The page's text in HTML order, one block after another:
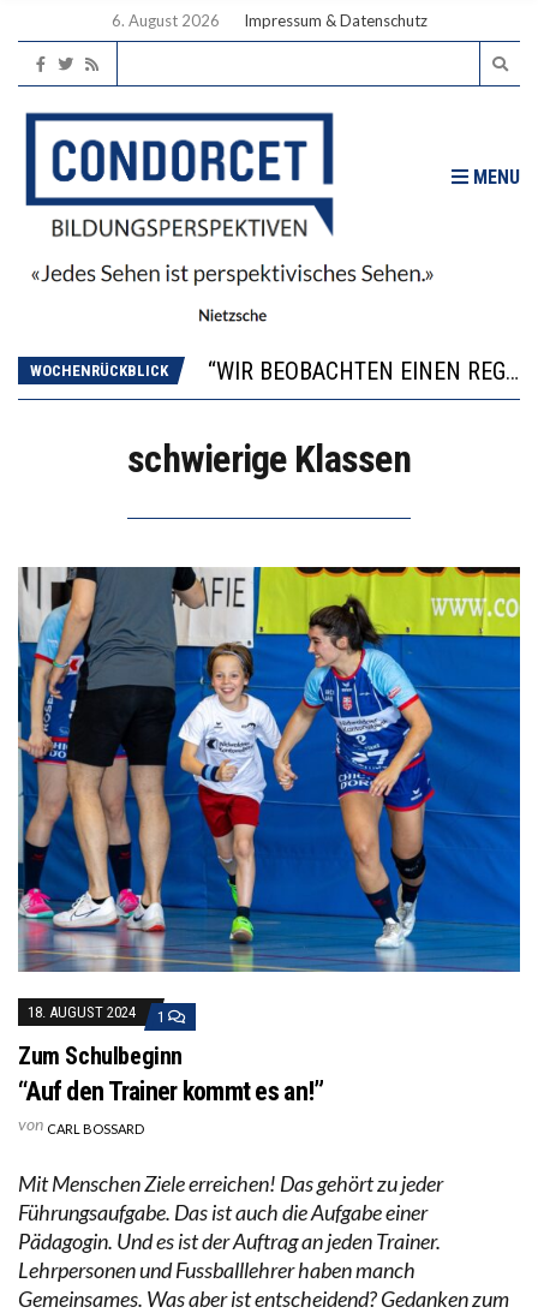
6. August 2026 Impressum & Datenschutz
MENU
WOCHENRÜCKBLICK
“WIR BEOBACHTEN EINEN REGELRECHTEN STURZFLUG BEI DEN LERNLEISTUNGEN”
DIE VERSTÄRKTE HARMONISIERUNG IM SCHULWESEN VERRINGERT DAS INNOVATIONSPOTENZIAL
schwierige Klassen
18. AUGUST 2024 1
Zum Schulbeginn
“Auf den Trainer kommt es an!”
von CARL BOSSARD
Mit Menschen Ziele erreichen! Das gehört zu jeder
Führungsaufgabe. Das ist auch die Aufgabe einer
Pädagogin. Und es ist der Auftrag an jeden Trainer.
Lehrpersonen und Fussballlehrer haben manch
Gemeinsames. Was aber ist entscheidend? Gedanken zum